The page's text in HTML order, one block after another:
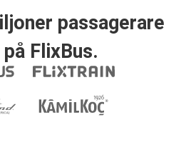
passagerare
på FlixBus.